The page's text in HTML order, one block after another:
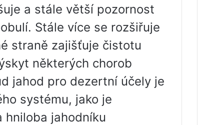
a stále větší pozornost
Stále více se rozšiřuje
straně zajišťuje čistotu
některých chorob
jahod pro dezertní účely je
systému, jako je
jahodníku